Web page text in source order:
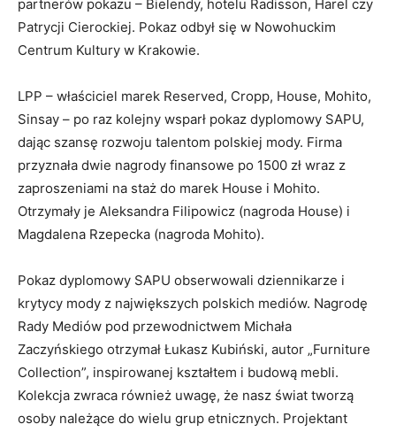
partnerów pokazu – Bielendy, hotelu Radisson, Harel czy
Patrycji Cierockiej. Pokaz odbył się w Nowohuckim
Centrum Kultury w Krakowie.
LPP – właściciel marek Reserved, Cropp, House, Mohito,
Sinsay – po raz kolejny wsparł pokaz dyplomowy SAPU,
dając szansę rozwoju talentom polskiej mody. Firma
przyznała dwie nagrody finansowe po 1500 zł wraz z
zaproszeniami na staż do marek House i Mohito.
Otrzymały je Aleksandra Filipowicz (nagroda House) i
Magdalena Rzepecka (nagroda Mohito).
Pokaz dyplomowy SAPU obserwowali dziennikarze i
krytycy mody z największych polskich mediów. Nagrodę
Rady Mediów pod przewodnictwem Michała
Zaczyńskiego otrzymał Łukasz Kubiński, autor „Furniture
Collection”, inspirowanej kształtem i budową mebli.
Kolekcja zwraca również uwagę, że nasz świat tworzą
osoby należące do wielu grup etnicznych. Projektant